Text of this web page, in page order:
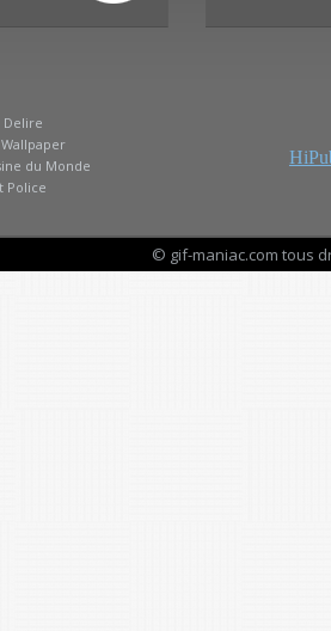
Delire
du Monde
Police
© gif-maniac.com tous